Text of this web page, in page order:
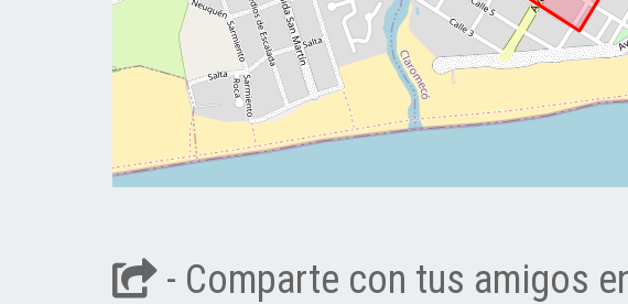
- Comparte con tus amigos